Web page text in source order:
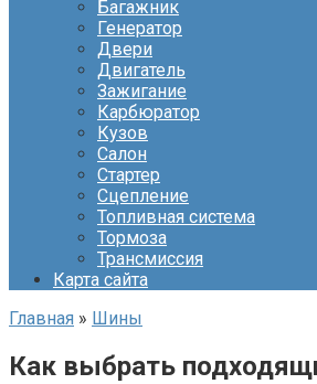
Багажник
Генератор
Двери
Двигатель
Зажигание
Карбюратор
Кузов
Салон
Стартер
Сцепление
Топливная система
Тормоза
Трансмиссия
Карта сайта
Главная » Шины
Как выбрать